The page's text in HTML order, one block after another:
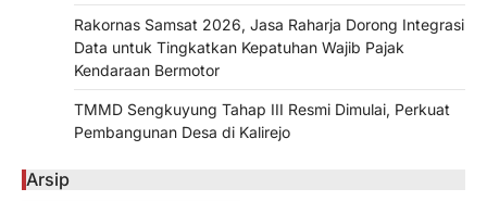
Rakornas Samsat 2026, Jasa Raharja Dorong Integrasi
Data untuk Tingkatkan Kepatuhan Wajib Pajak
Kendaraan Bermotor
TMMD Sengkuyung Tahap III Resmi Dimulai, Perkuat
Pembangunan Desa di Kalirejo
Arsip